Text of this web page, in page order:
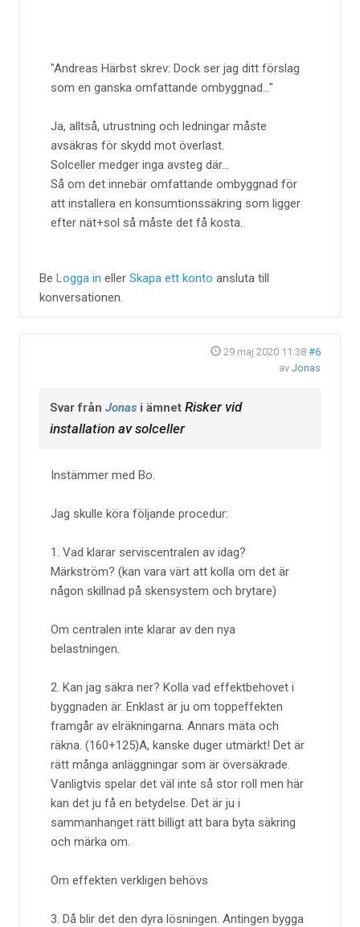
Andreas Härbst skrev: Dock ser jag ditt förslag
som en ganska omfattande ombyggnad...
Ja, alltså, utrustning och ledningar måste
avsäkras för skydd mot överlast.
Solceller medger inga avsteg där...
Så om det innebär omfattande ombyggnad för
att installera en konsumtionssäkring som ligger
efter nät+sol så måste det få kosta.
Be Logga in eller Skapa ett konto ansluta till
konversationen.
29 maj 2020 11:38 #6
av Jonas
Svar från Jonas i ämnet Risker vid
installation av solceller
Instämmer med Bo.
Jag skulle köra följande procedur:
1. Vad klarar serviscentralen av idag?
Märkström? (kan vara värt att kolla om det är
någon skillnad på skensystem och brytare)
Om centralen inte klarar av den nya
belastningen.
2. Kan jag säkra ner? Kolla vad effektbehovet i
byggnaden är. Enklast är ju om toppeffekten
framgår av elräkningarna. Annars mäta och
räkna. (160+125)A, kanske duger utmärkt! Det är
rätt många anläggningar som är översäkrade.
Vanligtvis spelar det väl inte så stor roll men här
kan det ju få en betydelse. Det är ju i
sammanhanget rätt billigt att bara byta säkring
och märka om.
Om effekten verkligen behövs
3. Då blir det den dyra lösningen. Antingen bygga